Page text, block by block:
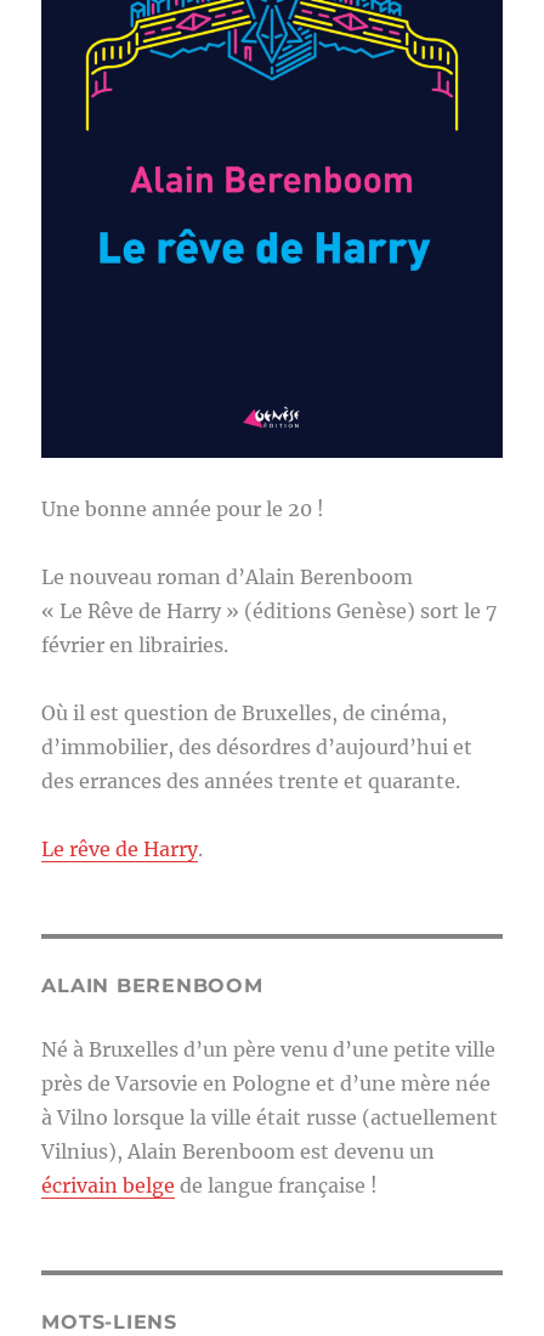
Une bonne année pour le 20 !
Le nouveau roman d’Alain Berenboom
« Le Rêve de Harry » (éditions Genèse) sort le 7
février en librairies.
Où il est question de Bruxelles, de cinéma,
d’immobilier, des désordres d’aujourd’hui et
des errances des années trente et quarante.
Le rêve de Harry.
ALAIN BERENBOOM
Né à Bruxelles d’un père venu d’une petite ville
près de Varsovie en Pologne et d’une mère née
à Vilno lorsque la ville était russe (actuellement
Vilnius), Alain Berenboom est devenu un
écrivain belge de langue française !
MOTS-LIENS